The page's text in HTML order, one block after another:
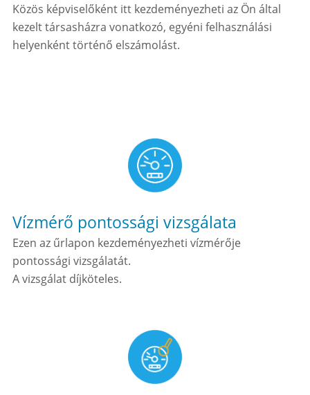
Közös képviselőként itt kezdeményezheti az Ön által
kezelt társasházra vonatkozó, egyéni felhasználási
helyenként történő elszámolást.
Vízmérő pontossági vizsgálata
Ezen az űrlapon kezdeményezheti vízmérője
pontossági vizsgálatát.
A vizsgálat díjköteles.